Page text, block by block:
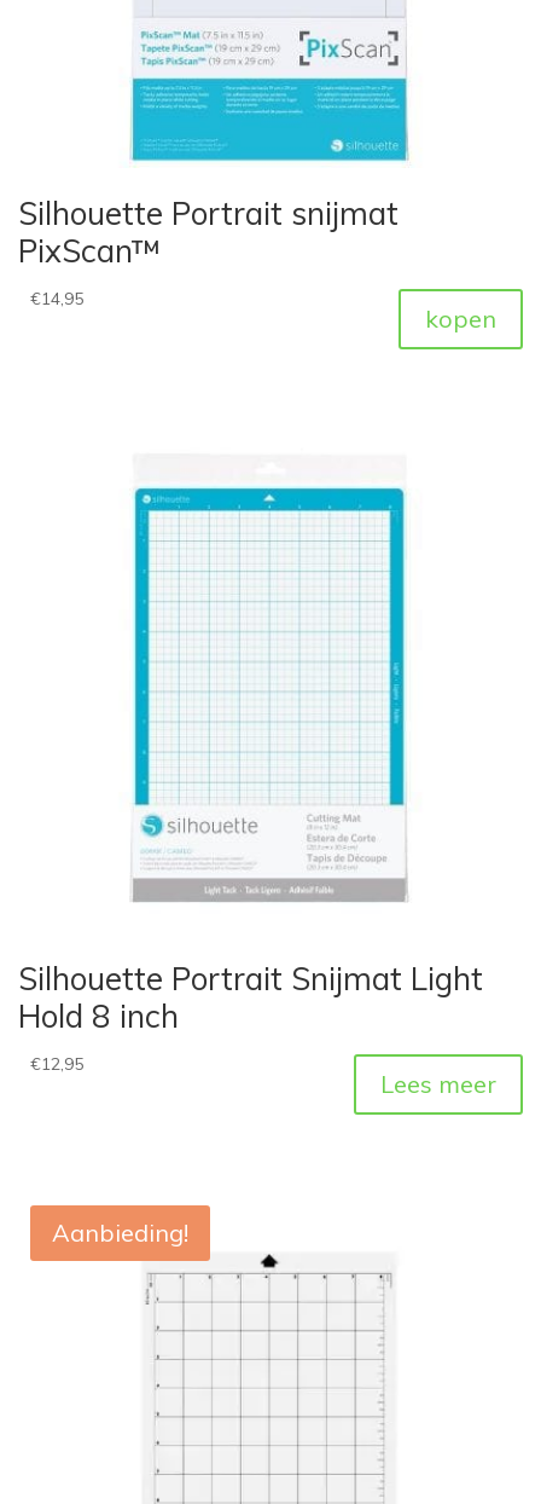
Silhouette Portrait snijmat
PixScan™
€14,95
kopen
Silhouette Portrait Snijmat Light
Hold 8 inch
€12,95
Lees meer
Aanbieding!